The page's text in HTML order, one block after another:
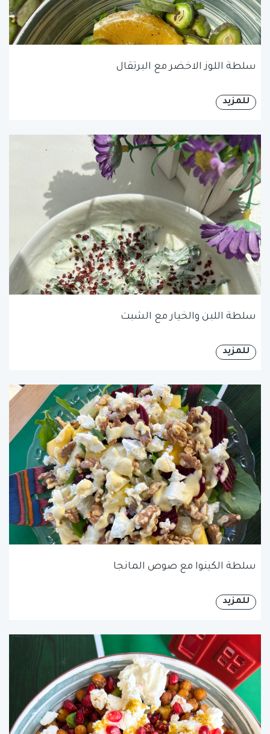
سلطة اللوز الاخضر مع البرتقال
للمزيد
سلطة اللبن والخيار مع الشبت
للمزيد
سلطة الكينوا مع صوص المانجا
للمزيد